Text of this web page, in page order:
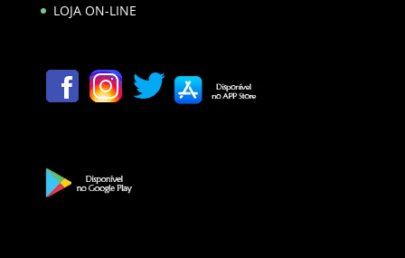
LOJA ON-LINE